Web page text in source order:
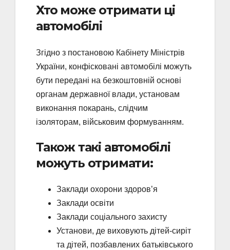
Хто може отримати ці
автомобілі
Згідно з постановою Кабінету Міністрів
України, конфісковані автомобілі можуть
бути передані на безкоштовній основі
органам державної влади, установам
виконання покарань, слідчим
ізоляторам, військовим формуванням.
Також такі автомобілі
можуть отримати:
Заклади охорони здоров’я
Заклади освіти
Заклади соціального захисту
Установи, де виховують дітей-сиріт
та дітей, позбавлених батьківського